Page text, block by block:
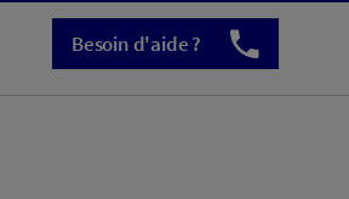
Besoin d'aide ?